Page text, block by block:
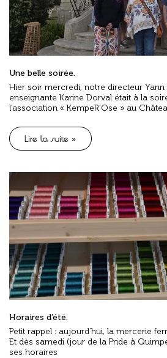
Une belle soirée.
Hier soir mercredi, notre directeur
enseignante Karine Dorval était à la
l’association « KempeR’Ose » au
Lire la suite »
Horaires d’été.
Petit rappel : aujourd’hui, la mercerie
Et dès samedi (jour de la Pride à
ses horaires